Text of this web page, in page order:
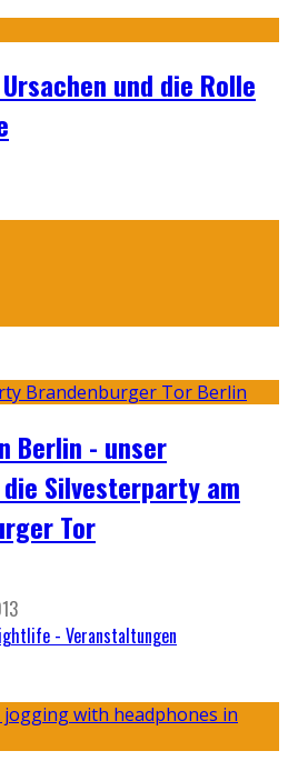
und die Rolle
Berlin - unser
Silvesterparty am
Tor
- Veranstaltungen